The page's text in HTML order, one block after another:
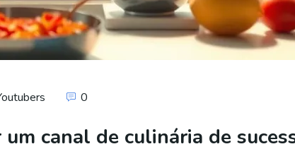
0
canal de culinária de